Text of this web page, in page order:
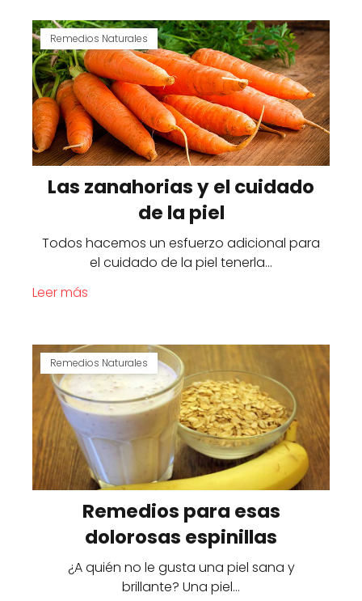
Remedios Naturales
Las zanahorias y el cuidado
de la piel
Todos hacemos un esfuerzo adicional para
el cuidado de la piel tenerla…
Leer más
Remedios Naturales
Remedios para esas
dolorosas espinillas
¿A quién no le gusta una piel sana y
brillante? Una piel…